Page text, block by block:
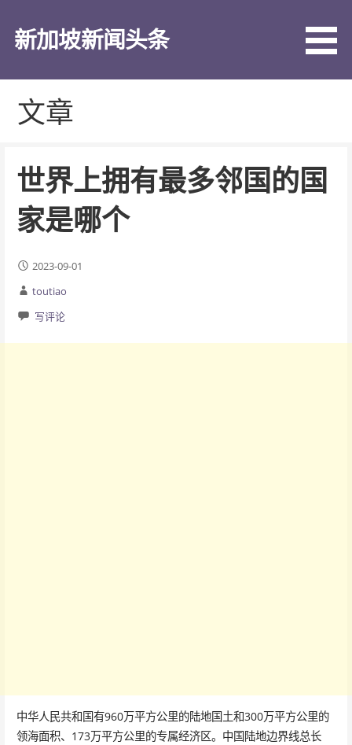
新加坡新闻头条
文章
世界上拥有最多邻国的国
家是哪个
2023-09-01
toutiao
写评论
中华人民共和国有960万平方公里的陆地国土和300万平方公里的
领海面积、173万平方公里的专属经济区。中国陆地边界线总长